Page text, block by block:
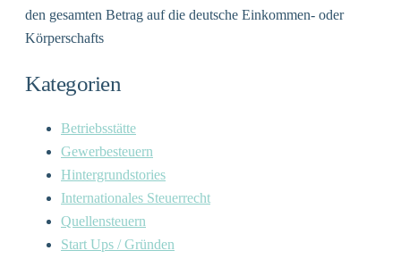
den gesamten Betrag auf die deutsche Einkommen- oder
Körperschafts
Kategorien
Betriebsstätte
Gewerbesteuern
Hintergrundstories
Internationales Steuerrecht
Quellensteuern
Start Ups / Gründen